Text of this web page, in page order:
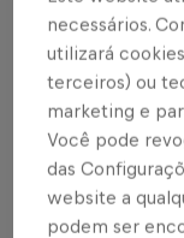
vence
de
topo
necessários.
utilizará
terceiros) ou
marketing e
Você pode
das
website a
podem ser